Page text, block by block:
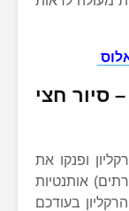
סיור חצי
בן 4 שעות בהרקליון ופנקו את
אותנטיות
בעודכם